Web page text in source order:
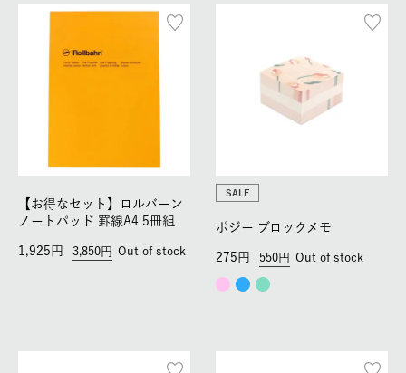
【お得なセット】ロルバーン
ノートパッド 罫線A4 5冊組
3,850
1,925 Out of stock
SALE
ポジー ブロックメモ
550
275 Out of stock